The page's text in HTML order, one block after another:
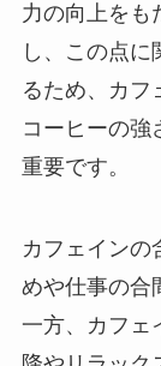
力の向上をも
し、この点
るため、カフ
コーヒーの強
重要です。
カフェインの
めや仕事の合
一方、カフェ